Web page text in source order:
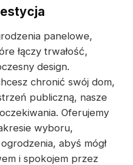
panelowe,
łączy trwałość,
design.
chronić swój dom,
publiczną, nasze
Oferujemy
wyboru,
abyś mógł
i spokojem przez